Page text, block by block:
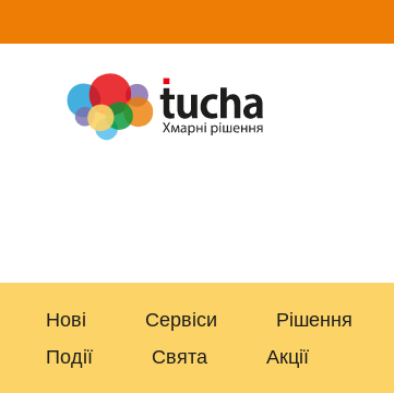
Нові Сервіси Рішення
Події
Свята Акції